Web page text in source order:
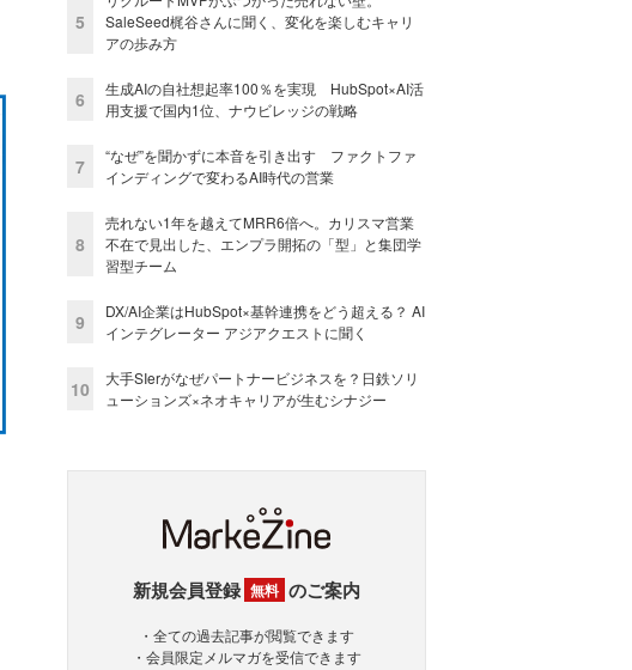
5
SaleSeed梶谷さんに聞く、変化を楽しむキャリ
アの歩み方
6
生成AIの自社想起率100％を実現 HubSpot×AI活
用支援で国内1位、ナウビレッジの戦略
7
“なぜ”を聞かずに本音を引き出す ファクトファ
インディングで変わるAI時代の営業
8
売れない1年を越えてMRR6倍へ。カリスマ営業
不在で見出した、エンプラ開拓の「型」と集団学
習型チーム
9
DX/AI企業はHubSpot×基幹連携をどう超える？ AI
インテグレーター アジアクエストに聞く
10
大手SIerがなぜパートナービジネスを？日鉄ソリ
ューションズ×ネオキャリアが生むシナジー
新規会員登録 無料 のご案内
・全ての過去記事が閲覧できます
・会員限定メルマガを受信できます